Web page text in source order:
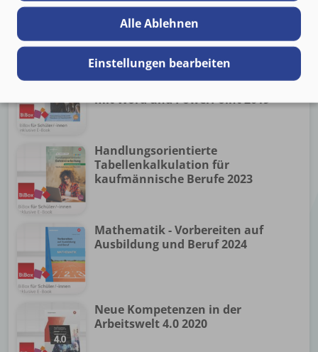
Handlungsorientierte
Textverarbeitung und Präsentation
mit Word und PowerPoint 2019
Handlungsorientierte
Tabellenkalkulation für
kaufmännische Berufe 2023
Mathematik - Vorbereiten auf
Ausbildung und Beruf 2024
Neue Kompetenzen in der
Arbeitswelt 4.0 2020
Einstellungen bearbeiten
Alle Ablehnen